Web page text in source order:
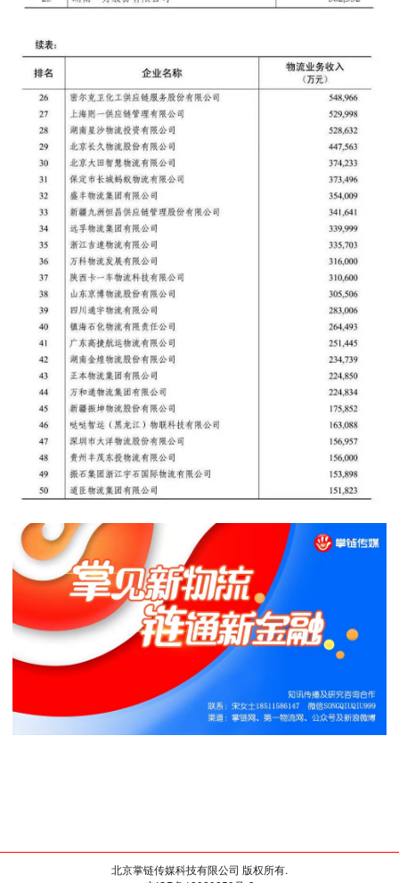
北京掌链传媒科技有限公司 版权所有.